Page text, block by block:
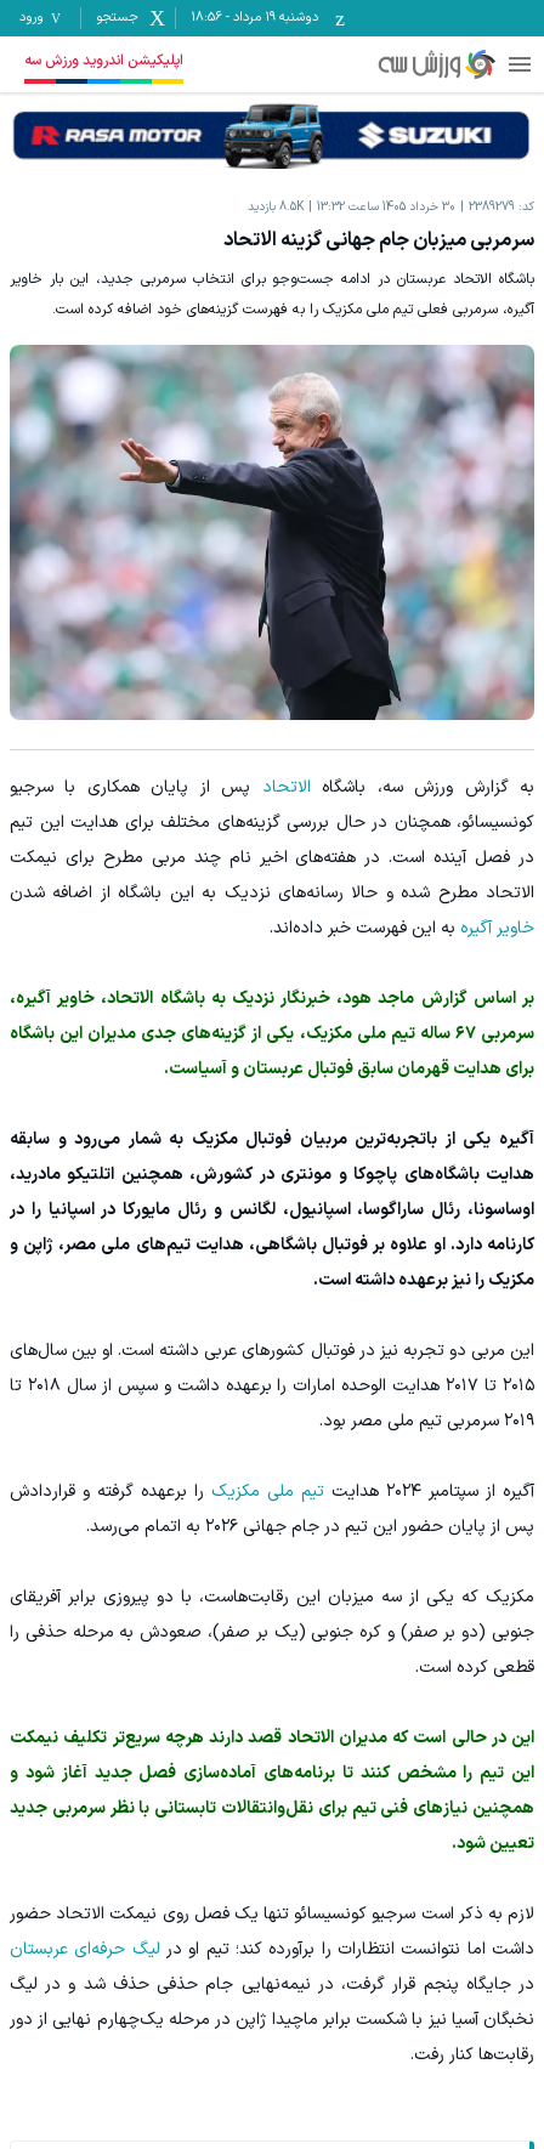
دوشنبه ۱۹ مرداد -
18:56 جستجو ورود
اپلیکیشن اندروید ورزش سه
کد: 2389279 30 خرداد 1405 ساعت 13:32 8.5K بازدید
سرمربی میزبان جام جهانی گزینه الاتحاد
باشگاه الاتحاد عربستان در ادامه جست‌وجو برای انتخاب سرمربی جدید، این بار خاویر
آگیره، سرمربی فعلی تیم ملی مکزیک را به فهرست گزینه‌های خود اضافه کرده است.
به گزارش ورزش سه، باشگاه الاتحاد پس از پایان همکاری با سرجیو
کونسیسائو، همچنان در حال بررسی گزینه‌های مختلف برای هدایت این تیم
در فصل آینده است. در هفته‌های اخیر نام چند مربی مطرح برای نیمکت
الاتحاد مطرح شده و حالا رسانه‌های نزدیک به این باشگاه از اضافه شدن
خاویر آگیره به این فهرست خبر داده‌اند.
بر اساس گزارش ماجد هود، خبرنگار نزدیک به باشگاه الاتحاد، خاویر آگیره،
سرمربی ۶۷ ساله تیم ملی مکزیک، یکی از گزینه‌های جدی مدیران این باشگاه
برای هدایت قهرمان سابق فوتبال عربستان و آسیاست.
آگیره یکی از باتجربه‌ترین مربیان فوتبال مکزیک به شمار می‌رود و سابقه
هدایت باشگاه‌های پاچوکا و مونتری در کشورش، همچنین اتلتیکو مادرید،
اوساسونا، رئال ساراگوسا، اسپانیول، لگانس و رئال مایورکا در اسپانیا را در
کارنامه دارد. او علاوه بر فوتبال باشگاهی، هدایت تیم‌های ملی مصر، ژاپن و
مکزیک را نیز برعهده داشته است.
این مربی دو تجربه نیز در فوتبال کشورهای عربی داشته است. او بین سال‌های
۲۰۱۵ تا ۲۰۱۷ هدایت الوحده امارات را برعهده داشت و سپس از سال ۲۰۱۸ تا
۲۰۱۹ سرمربی تیم ملی مصر بود.
آگیره از سپتامبر ۲۰۲۴ هدایت تیم ملی مکزیک را برعهده گرفته و قراردادش
پس از پایان حضور این تیم در جام جهانی ۲۰۲۶ به اتمام می‌رسد.
مکزیک که یکی از سه میزبان این رقابت‌هاست، با دو پیروزی برابر آفریقای
جنوبی (دو بر صفر) و کره جنوبی (یک بر صفر)، صعودش به مرحله حذفی را
قطعی کرده است.
این در حالی است که مدیران الاتحاد قصد دارند هرچه سریع‌تر تکلیف نیمکت
این تیم را مشخص کنند تا برنامه‌های آماده‌سازی فصل جدید آغاز شود و
همچنین نیازهای فنی تیم برای نقل‌وانتقالات تابستانی با نظر سرمربی جدید
تعیین شود.
لازم به ذکر است سرجیو کونسیسائو تنها یک فصل روی نیمکت الاتحاد حضور
داشت اما نتوانست انتظارات را برآورده کند؛ تیم او در لیگ حرفه‌ای عربستان
در جایگاه پنجم قرار گرفت، در نیمه‌نهایی جام حذفی حذف شد و در لیگ
نخبگان آسیا نیز با شکست برابر ماچیدا ژاپن در مرحله یک‌چهارم نهایی از دور
رقابت‌ها کنار رفت.